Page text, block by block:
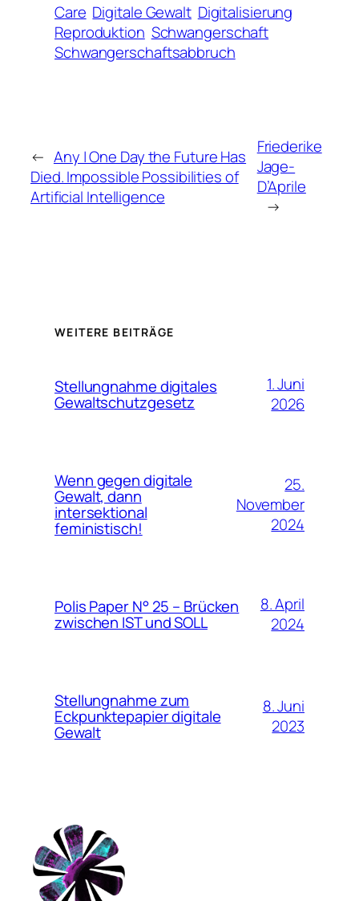
Care Digitale Gewalt Digitalisierung
Reproduktion Schwangerschaft
Schwangerschaftsabbruch
← Any | One Day the Future Has
Died. Impossible Possibilities of
Artificial Intelligence
Friederike
Jage-
D’Aprile
→
WEITERE BEITRÄGE
Stellungnahme digitales
Gewaltschutzgesetz
1. Juni
2026
Wenn gegen digitale
Gewalt, dann
intersektional
feministisch!
25.
November
2024
Polis Paper N° 25 – Brücken
zwischen IST und SOLL
8. April
2024
Stellungnahme zum
Eckpunktepapier digitale
Gewalt
8. Juni
2023